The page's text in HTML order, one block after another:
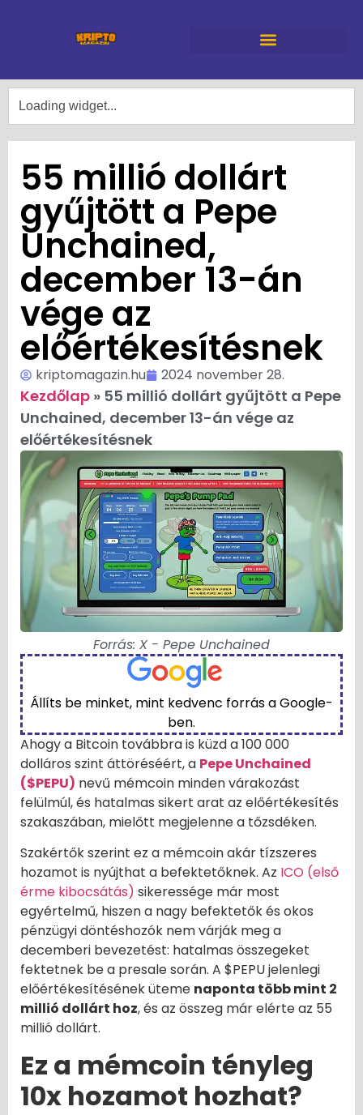
55 millió dollárt
gyűjtött a Pepe
Unchained,
december 13-án
vége az
előértékesítésnek
kriptomagazin.hu 2024 november 28.
Kezdőlap » 55 millió dollárt gyűjtött a Pepe
Unchained, december 13-án vége az
előértékesítésnek
Forrás: X - Pepe Unchained
Állíts be minket, mint kedvenc forrás a Google-
ben.
Ahogy a Bitcoin továbbra is küzd a 100 000
dolláros szint áttöréséért, a Pepe Unchained
($PEPU) nevű mémcoin minden várakozást
felülmúl, és hatalmas sikert arat az előértékesítés
szakaszában, mielőtt megjelenne a tőzsdéken.
Szakértők szerint ez a mémcoin akár tízszeres
hozamot is nyújthat a befektetőknek. Az ICO (első
érme kibocsátás) sikeressége már most
egyértelmű, hiszen a nagy befektetők és okos
pénzügyi döntéshozók nem várják meg a
decemberi bevezetést: hatalmas összegeket
fektetnek be a presale során. A $PEPU jelenlegi
előértékesítésének üteme naponta több mint 2
millió dollárt hoz, és az összeg már elérte az 55
millió dollárt.
Ez a mémcoin tényleg
10x hozamot hozhat?